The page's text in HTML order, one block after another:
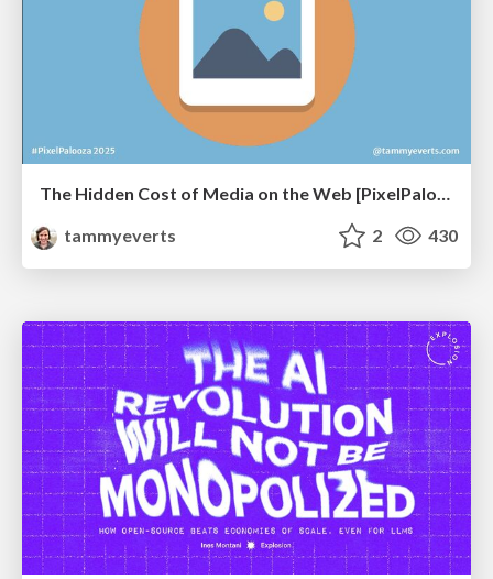
The Hidden Cost of Media on the Web [PixelPalooza 2025]
tammyeverts
2 430